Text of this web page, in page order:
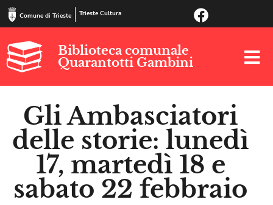
Comune di Trieste Trieste Cultura
Biblioteca comunale
Quarantotti Gambini
Gli Ambasciatori
delle storie: lunedì
17, martedì 18 e
sabato 22 febbraio